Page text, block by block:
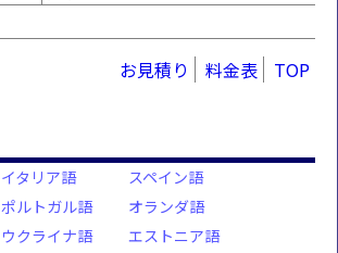
お見積り 料金表 TOP
イタリア語
スペイン語
ポルトガル語
オランダ語
ウクライナ語
エストニア語